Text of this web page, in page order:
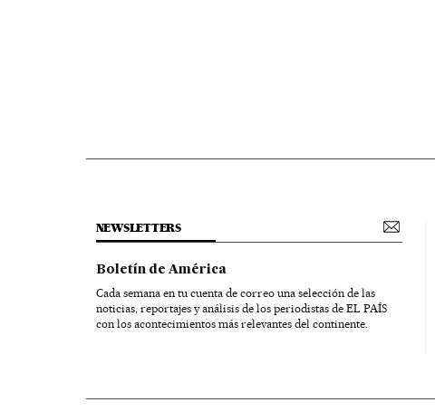
NEWSLETTERS
Boletín de América
Cada semana en tu cuenta de correo una selección de las
noticias, reportajes y análisis de los periodistas de EL PAÍS
con los acontecimientos más relevantes del continente.